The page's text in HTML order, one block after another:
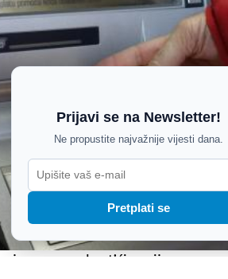
mogle stići ranije
Prijavi se na Newsletter!
Ne propustite najvažnije vijesti dana.
Pretplati se